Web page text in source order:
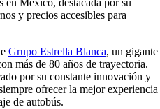
en México, destacada por su
y precios accesibles para
Grupo Estrella Blanca, un gigante
más de 80 años de trayectoria.
por su constante innovación y
ofrecer la mejor experiencia
de autobús.